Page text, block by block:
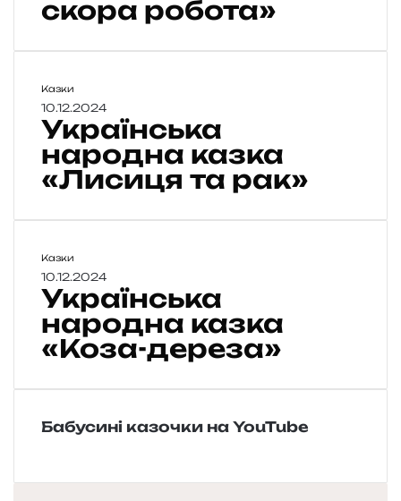
н
ь
а
с
м
х
о
и
а
«
Р
к
о
а
к
а
скора робота»
У
к
р
ї
н
ь
а
н
а
о
д
а
а
а
Казки
10.12.2024
Українська
народна казка
«Лисиця та рак»
У
к
р
ї
н
ь
а
р
Казки
10.12.2024
Українська
народна казка
«Коза-дереза»
Бабусині казочки на YouTube